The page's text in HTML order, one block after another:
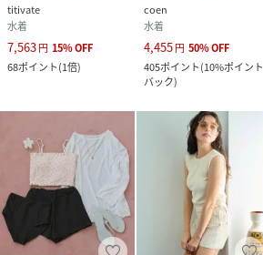
titivate
水着
7,563円 15%OFF
68ポイント(1倍)
coen
水着
4,455円 50%OFF
405ポイント(10%ポイント
バック)